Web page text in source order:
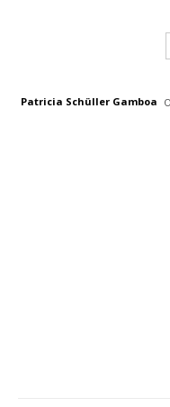
Patricia Schüller Gamboa